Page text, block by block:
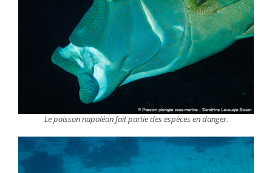
Le poisson napoléon fait partie des espèces en danger.